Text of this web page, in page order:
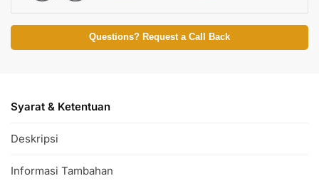
Questions? Request a Call Back
Syarat & Ketentuan
Deskripsi
Informasi Tambahan